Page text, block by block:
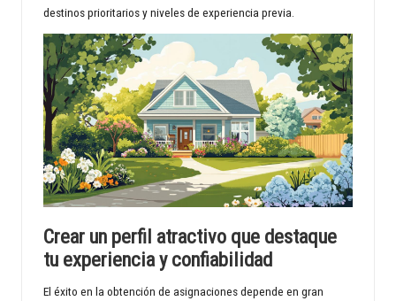
destinos prioritarios y niveles de experiencia previa.
Crear un perfil atractivo que destaque
tu experiencia y confiabilidad
El éxito en la obtención de asignaciones depende en gran